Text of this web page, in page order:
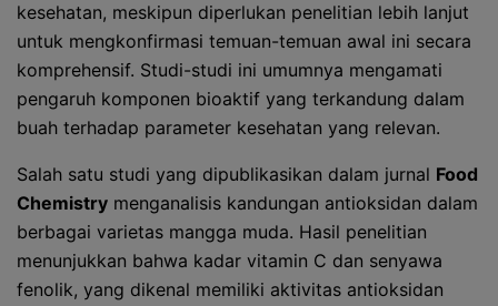
kesehatan, meskipun diperlukan penelitian lebih lanjut
untuk mengkonfirmasi temuan-temuan awal ini secara
komprehensif. Studi-studi ini umumnya mengamati
pengaruh komponen bioaktif yang terkandung dalam
buah terhadap parameter kesehatan yang relevan.
Salah satu studi yang dipublikasikan dalam jurnal Food
Chemistry menganalisis kandungan antioksidan dalam
berbagai varietas mangga muda. Hasil penelitian
menunjukkan bahwa kadar vitamin C dan senyawa
fenolik, yang dikenal memiliki aktivitas antioksidan